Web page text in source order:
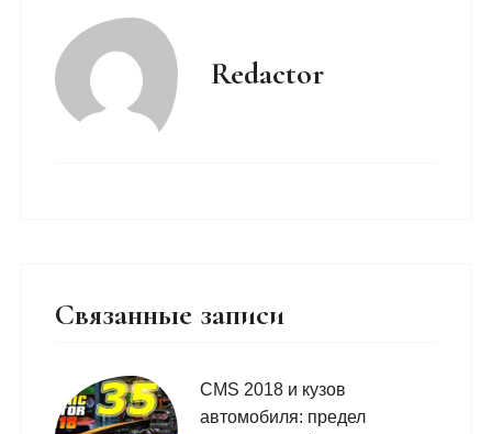
Redactor
Связанные записи
CMS 2018 и кузов
автомобиля: предел